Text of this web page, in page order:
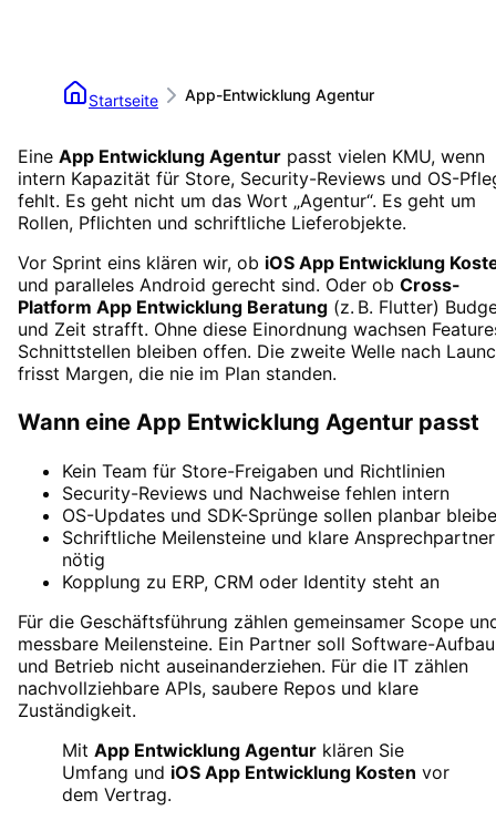
Startseite App-Entwicklung Agentur
Eine App Entwicklung Agentur passt vielen KMU, wenn
intern Kapazität für Store, Security-Reviews und OS-
fehlt. Es geht nicht um das Wort „Agentur“. Es geht um
Rollen, Pflichten und schriftliche Lieferobjekte.
Vor Sprint eins klären wir, ob iOS App Entwicklung
und paralleles Android gerecht sind. Oder ob Cross-
Platform App Entwicklung Beratung (z. B. Flutter)
und Zeit strafft. Ohne diese Einordnung wachsen
Schnittstellen bleiben offen. Die zweite Welle nach
frisst Margen, die nie im Plan standen.
Wann eine App Entwicklung Agentur passt
Kein Team für Store-Freigaben und Richtlinien
Security-Reviews und Nachweise fehlen intern
OS-Updates und SDK-Sprünge sollen planbar
Schriftliche Meilensteine und klare Ansprechpartner
nötig
Kopplung zu ERP, CRM oder Identity steht an
Für die Geschäftsführung zählen gemeinsamer Scope
messbare Meilensteine. Ein Partner soll Software-Aufbau
und Betrieb nicht auseinanderziehen. Für die IT zählen
nachvollziehbare APIs, saubere Repos und klare
Zuständigkeit.
Mit App Entwicklung Agentur klären Sie
Umfang und iOS App Entwicklung Kosten vor
dem Vertrag.